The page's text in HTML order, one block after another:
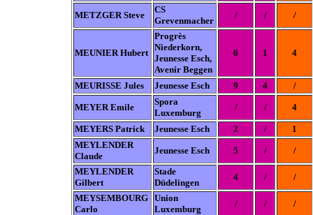
METZGER Steve
CS
Grevenmacher
/ / /
MEUNIER Hubert
Progrès
Niederkorn,
Jeunesse Esch,
Avenir Beggen
6 1 4
MEURISSE Jules Jeunesse Esch 9 4 /
MEYER Emile
Spora
Luxemburg
/ / 4
MEYERS Patrick Jeunesse Esch 2 /
1
MEYLENDER
Claude
Jeunesse Esch 5 /
/
MEYLENDER
Gilbert
Stade
Düdelingen
4 /
/
MEYSEMBOURG
Carlo
Union
Luxemburg
/ / /